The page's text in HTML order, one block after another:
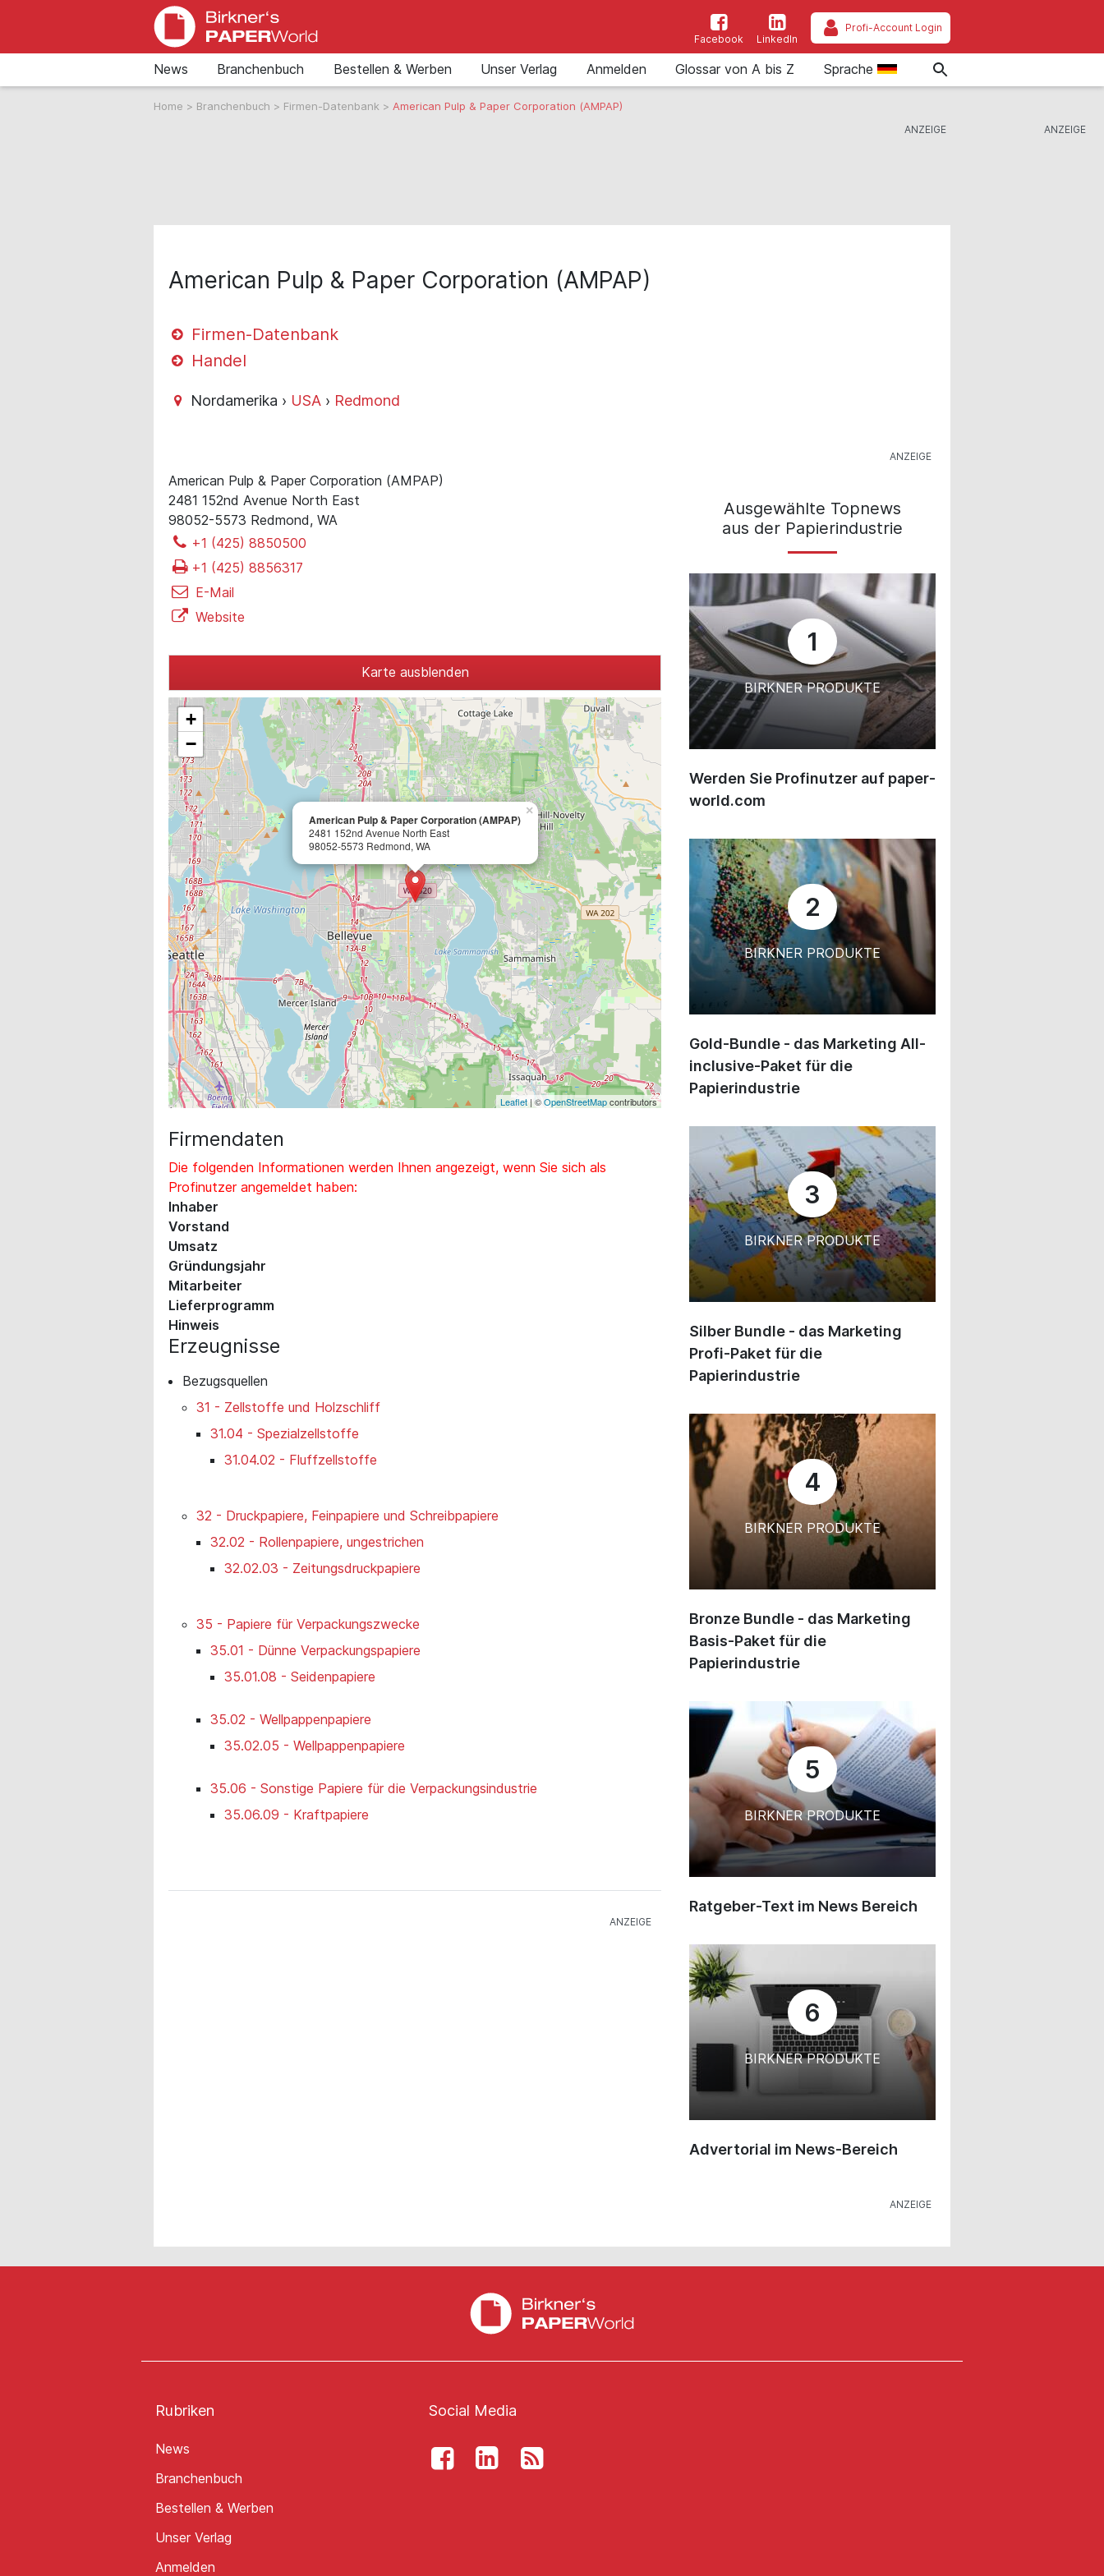
Facebook LinkedIn
Profi-Account Login
News Branchenbuch Bestellen & Werben Unser Verlag Anmelden Glossar von A bis Z Sprache
Home > Branchenbuch > Firmen-Datenbank > American Pulp & Paper Corporation (AMPAP)
American Pulp & Paper Corporation (AMPAP)
Firmen-Datenbank
Handel
Nordamerika › USA › Redmond
American Pulp & Paper Corporation (AMPAP)
2481 152nd Avenue North East
98052-5573 Redmond, WA
+1 (425) 8850500
+1 (425) 8856317
E-Mail
Website
Karte ausblenden
American Pulp & Paper Corporation (AMPAP)
2481 152nd Avenue North East
98052-5573 Redmond, WA
×
+
−
Leaflet | ©OpenStreetMapcontributors
Firmendaten
Die folgenden Informationen werden Ihnen angezeigt, wenn Sie sich als
Profinutzer angemeldet haben:
Inhaber
Vorstand
Umsatz
Gründungsjahr
Mitarbeiter
Lieferprogramm
Hinweis
Erzeugnisse
Bezugsquellen
31 - Zellstoffe und Holzschliff
31.04 - Spezialzellstoffe
31.04.02 - Fluffzellstoffe
32 - Druckpapiere, Feinpapiere und Schreibpapiere
32.02 - Rollenpapiere, ungestrichen
32.02.03 - Zeitungsdruckpapiere
35 - Papiere für Verpackungszwecke
35.01 - Dünne Verpackungspapiere
35.01.08 - Seidenpapiere
35.02 - Wellpappenpapiere
35.02.05 - Wellpappenpapiere
35.06 - Sonstige Papiere für die Verpackungsindustrie
35.06.09 - Kraftpapiere
Ausgewählte Topnews
aus der Papierindustrie
1
BIRKNER PRODUKTE
Werden Sie Profinutzer auf paper-
world.com
2
BIRKNER PRODUKTE
Gold-Bundle - das Marketing All-
inclusive-Paket für die
Papierindustrie
3
BIRKNER PRODUKTE
Silber Bundle - das Marketing
Profi-Paket für die
Papierindustrie
4
BIRKNER PRODUKTE
Bronze Bundle - das Marketing
Basis-Paket für die
Papierindustrie
5
BIRKNER PRODUKTE
Ratgeber-Text im News Bereich
6
BIRKNER PRODUKTE
Advertorial im News-Bereich
Rubriken
News
Branchenbuch
Bestellen & Werben
Unser Verlag
Anmelden
Social Media